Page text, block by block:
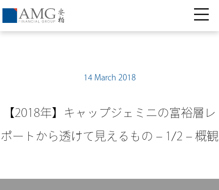
14 March 2018
【2018年】キャップジェミニの富裕層レ
ポートから透けて見えるもの – 1/2 – 概観